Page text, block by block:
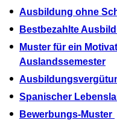
Ausbildung ohne
Bestbezahlte
Muster für ein
Auslandssemester
Spanischer
Bewerbungs-Muster